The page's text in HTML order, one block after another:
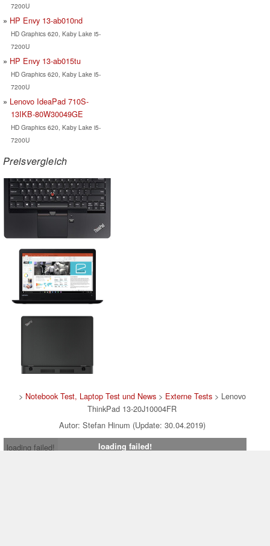
7200U
HP Envy 13-ab010nd
HD Graphics 620, Kaby Lake i5-
7200U
HP Envy 13-ab015tu
HD Graphics 620, Kaby Lake i5-
7200U
Lenovo IdeaPad 710S-
13IKB-80W30049GE
HD Graphics 620, Kaby Lake i5-
7200U
Preisvergleich
> Notebook Test, Laptop Test und News> Externe Tests> Lenovo
ThinkPad 13-20J10004FR
Autor: Stefan Hinum (Update: 30.04.2019)
loading failed!
loading failed!